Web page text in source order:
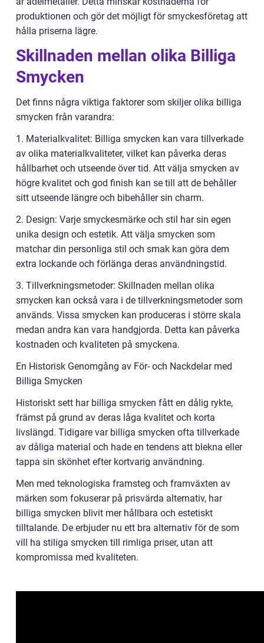
produktionen och gör det möjligt för smyckesföretag att
hålla priserna lägre.
Skillnaden mellan olika Billiga
Smycken
Det finns några viktiga faktorer som skiljer olika billiga
smycken från varandra:
1. Materialkvalitet: Billiga smycken kan vara tillverkade
av olika materialkvaliteter, vilket kan påverka deras
hållbarhet och utseende över tid. Att välja smycken av
högre kvalitet och god finish kan se till att de behåller
sitt utseende längre och bibehåller sin charm.
2. Design: Varje smyckesmärke och stil har sin egen
unika design och estetik. Att välja smycken som
matchar din personliga stil och smak kan göra dem
extra lockande och förlänga deras användningstid.
3. Tillverkningsmetoder: Skillnaden mellan olika
smycken kan också vara i de tillverkningsmetoder som
används. Vissa smycken kan produceras i större skala
medan andra kan vara handgjorda. Detta kan påverka
kostnaden och kvaliteten på smyckena.
En Historisk Genomgång av För- och Nackdelar med
Billiga Smycken
Historiskt sett har billiga smycken fått en dålig rykte,
främst på grund av deras låga kvalitet och korta
livslängd. Tidigare var billiga smycken ofta tillverkade
av dåliga material och hade en tendens att blekna eller
tappa sin skönhet efter kortvarig användning.
Men med teknologiska framsteg och framväxten av
märken som fokuserar på prisvärda alternativ, har
billiga smycken blivit mer hållbara och estetiskt
tilltalande. De erbjuder nu ett bra alternativ för de som
vill ha stiliga smycken till rimliga priser, utan att
kompromissa med kvaliteten.